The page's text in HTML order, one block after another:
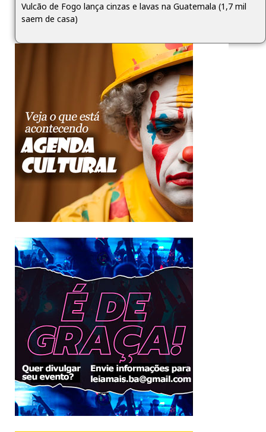
Vulcão de Fogo lança cinzas e lavas na Guatemala (1,7 mil
saem de casa)